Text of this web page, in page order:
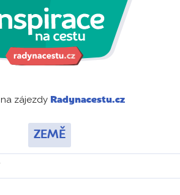
na zájezdy Radynacestu.cz
ZEMĚ